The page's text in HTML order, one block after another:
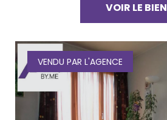
VOIR LE BIEN
VENDU PAR L'AGENCE